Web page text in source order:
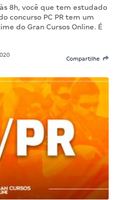
8h, você que tem estudado
concurso PC PR tem um
do Gran Cursos Online. É
Compartilhe